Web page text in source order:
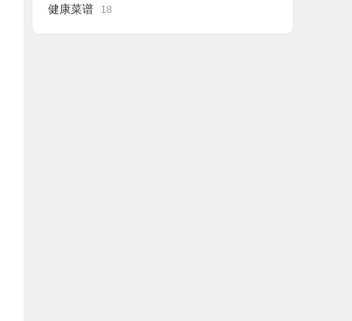
健康菜谱 18